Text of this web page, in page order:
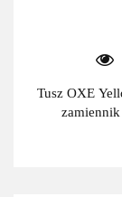
Tusz OXE